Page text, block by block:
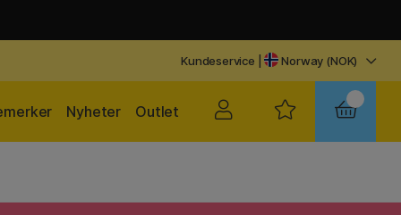
Kundeservice | Norway (NOK)
Outlet
Nyheter